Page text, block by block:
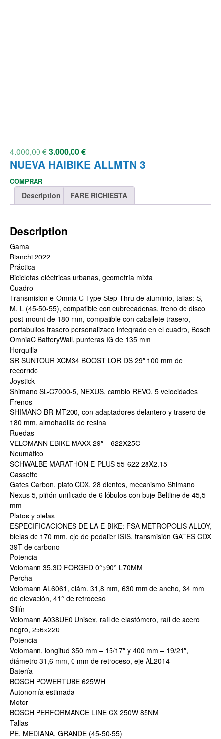
4.000,00€3.000,00€
NUEVA HAIBIKE ALLMTN 3
COMPRAR
Description FARE RICHIESTA
Description
Gama
Bianchi 2022
Práctica
Bicicletas eléctricas urbanas, geometría mixta
Cuadro
Transmisión e-Omnia C-Type Step-Thru de aluminio, tallas: S,
M, L (45-50-55), compatible con cubrecadenas, freno de disco
post-mount de 180 mm, compatible con caballete trasero,
portabultos trasero personalizado integrado en el cuadro, Bosch
OmniaC BatteryWall, punteras IG de 135 mm
Horquilla
SR SUNTOUR XCM34 BOOST LOR DS 29″ 100 mm de
recorrido
Joystick
Shimano SL-C7000-5, NEXUS, cambio REVO, 5 velocidades
Frenos
SHIMANO BR-MT200, con adaptadores delantero y trasero de
180 mm, almohadilla de resina
Ruedas
VELOMANN EBIKE MAXX 29″ – 622X25C
Neumático
SCHWALBE MARATHON E-PLUS 55-622 28X2.15
Cassette
Gates Carbon, plato CDX, 28 dientes, mecanismo Shimano
Nexus 5, piñón unificado de 6 lóbulos con buje Beltline de 45,5
mm
Platos y bielas
ESPECIFICACIONES DE LA E-BIKE: FSA METROPOLIS ALLOY,
bielas de 170 mm, eje de pedalier ISIS, transmisión GATES CDX
39T de carbono
Potencia
Velomann 35.3D FORGED 0°>90° L70MM
Percha
Velomann AL6061, diám. 31,8 mm, 630 mm de ancho, 34 mm
de elevación, 41° de retroceso
Sillín
Velomann A038UE0 Unisex, raíl de elastómero, raíl de acero
negro, 256×220
Potencia
Velomann, longitud 350 mm – 15/17″ y 400 mm – 19/21″,
diámetro 31,6 mm, 0 mm de retroceso, eje AL2014
Batería
BOSCH POWERTUBE 625WH
Autonomía estimada
Motor
BOSCH PERFORMANCE LINE CX 250W 85NM
Tallas
PE, MEDIANA, GRANDE (45-50-55)